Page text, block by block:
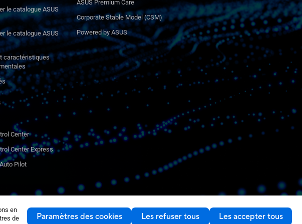
en
de
Paramètres des cookies Les refuser tous Les accepter tous
le catalogue ASUS
le catalogue ASUS
caractéristiques
Center
Center Express
Pilot
ASUS Premium Care
Corporate Stable Model (CSM)
Powered by ASUS